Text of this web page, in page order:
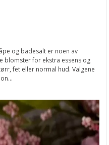
og badesalt er noen av
blomster for ekstra essens og
fet eller normal hud. Valgene